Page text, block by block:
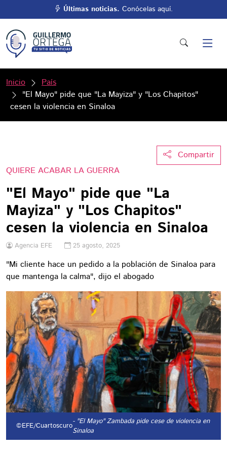
Últimas noticias. Conócelas aquí.
Inicio
País
"El Mayo" pide que "La Mayiza" y "Los Chapitos"
cesen la violencia en Sinaloa
Compartir
QUIERE ACABAR LA GUERRA
"El Mayo" pide que "La
Mayiza" y "Los Chapitos"
cesen la violencia en Sinaloa
Agencia EFE 25 agosto, 2025
"Mi cliente hace un pedido a la población de Sinaloa para
que mantenga la calma", dijo el abogado
©EFE/Cuartoscuro- "El Mayo" Zambada pide cese de violencia en
Sinaloa